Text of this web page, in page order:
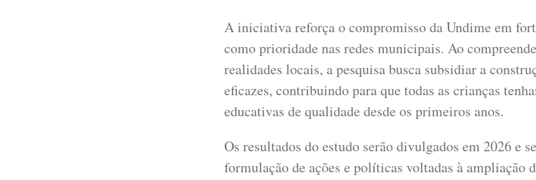
A iniciativa reforça o compromisso da Undime em
como prioridade nas redes municipais. Ao
realidades locais, a pesquisa busca subsidiar a
eficazes, contribuindo para que todas as crianças
educativas de qualidade desde os primeiros anos.
Os resultados do estudo serão divulgados em 2026 e
formulação de ações e políticas voltadas à ampliação